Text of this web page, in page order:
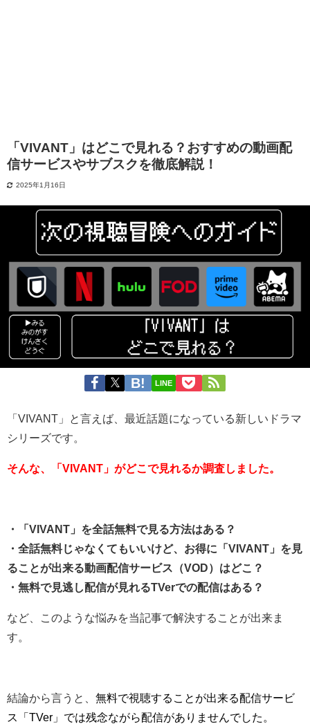
「VIVANT」はどこで見れる？おすすめの動画配
信サービスやサブスクを徹底解説！
2025年1月16日
LINE
「VIVANT」と言えば、最近話題になっている新しいドラマ
シリーズです。
そんな、「VIVANT」がどこで見れるか調査しました。
・「VIVANT」を全話無料で見る方法はある？
・全話無料じゃなくてもいいけど、お得に「VIVANT」を見
ることが出来る動画配信サービス（VOD）はどこ？
・無料で見逃し配信が見れるTVerでの配信はある？
など、このような悩みを当記事で解決することが出来ま
す。
結論から言うと、 無料で視聴することが出来る配信サービ
ス「TVer」では残念ながら配信がありませんでした。